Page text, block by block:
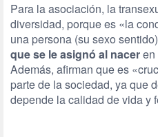
Para la asociación, la
diversidad, porque es «la
una persona (su sexo sentido)
que se le asignó al naceren
Además, afirman que es
parte de la sociedad, ya que
depende la calidad de vida y